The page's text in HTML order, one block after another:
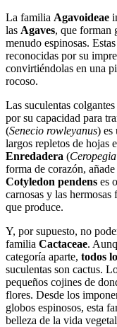
La familia Agavoideae
las Agaves, que forman
menudo espinosas.
reconocidas por su
convirtiéndolas en una
rocoso.
Las suculentas
por su capacidad para
(Senecio rowleyanus) es
largos repletos de hojas
Enredadera (
forma de corazón,
Cotyledon pendens es
carnosas y las hermosas
que produce.
Y, por supuesto, no
familia Cactaceae.
categoría aparte, todos
suculentas son cactus.
pequeños cojines de
flores. Desde los
globos espinosos, esta
belleza de la vida